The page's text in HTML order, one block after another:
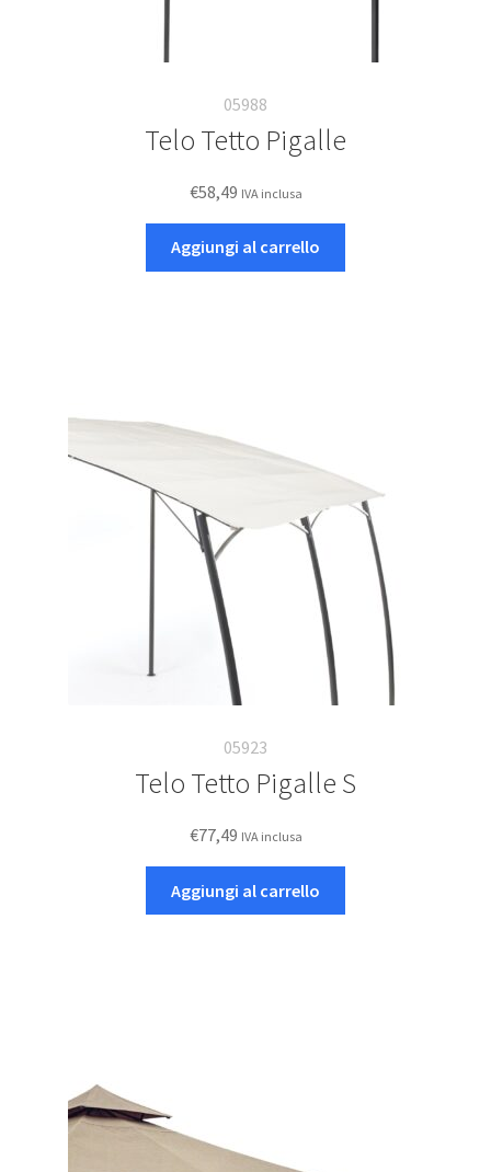
05988
Telo Tetto Pigalle
€58,49 IVA inclusa
Aggiungi al carrello
05923
Telo Tetto Pigalle S
€77,49 IVA inclusa
Aggiungi al carrello